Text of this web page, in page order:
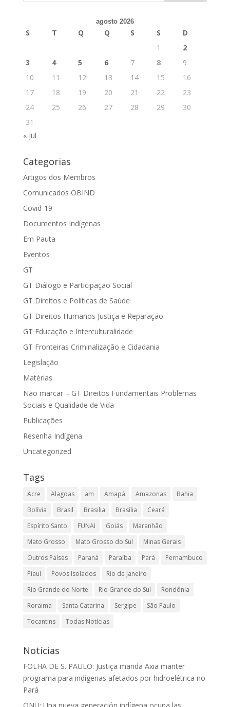
agosto 2026
S T Q Q S S
D
1
2
3
4 5 6 7 8
9
10
11 12 13 14 15
16
17
18 19 20 21 22
23
24
25 26 27 28 29
30
31
« jul
Categorias
Artigos dos Membros
Comunicados OBIND
Covid-19
Documentos Indígenas
Em Pauta
Eventos
GT
GT Diálogo e Participação Social
GT Direitos e Políticas de Saúde
GT Direitos Humanos Justiça e Reparação
GT Educação e Interculturalidade
GT Fronteiras Criminalização e Cidadania
Legislação
Matérias
Não marcar – GT Direitos Fundamentais Problemas
Sociais e Qualidade de Vida
Publicações
Resenha Indígena
Uncategorized
Tags
Acre Alagoas am Amapá Amazonas
Bahia
Bolívia
Brasil Brasilia Brasília
Ceará
Espírito Santo
FUNAI Goiás
Maranhão
Mato Grosso
Mato Grosso do Sul
Minas Gerais
Outros Países
Paraná Paraíba Pará
Pernambuco
Piauí
Povos Isolados
Rio de Janeiro
Rio Grande do Norte
Rio Grande do Sul
Rondônia
Roraima
Santa Catarina Sergipe
São Paulo
Tocantins
Todas Notícias
Notícias
FOLHA DE S. PAULO: Justiça manda Axia manter
programa para indígenas afetados por hidroelétrica no
Pará